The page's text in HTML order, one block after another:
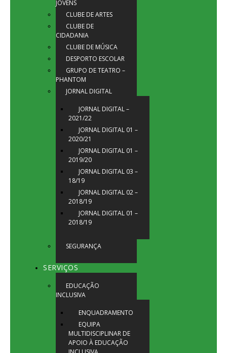
JOVENS
CLUBE DE ARTES
CLUBE DE
CIDADANIA
CLUBE DE MÚSICA
DESPORTO ESCOLAR
GRUPO DE TEATRO –
PHANTOM
JORNAL DIGITAL
JORNAL DIGITAL –
2021/22
JORNAL DIGITAL 01 –
2020/21
JORNAL DIGITAL 01 –
2019/20
JORNAL DIGITAL 03 –
18/19
JORNAL DIGITAL 02 –
2018/19
JORNAL DIGITAL 01 –
2018/19
SEGURANÇA
SERVIÇOS
EDUCAÇÃO
INCLUSIVA
ENQUADRAMENTO
EQUIPA
MULTIDISCIPLINAR DE
APOIO À EDUCAÇÃO